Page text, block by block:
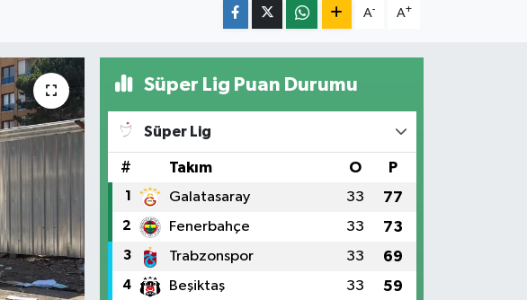
A- A+
Süper Lig Puan Durumu
Süper Lig
# Takım O P
1 Galatasaray 33 77
2 Fenerbahçe 33 73
3 Trabzonspor 33 69
4 Beşiktaş 33 59